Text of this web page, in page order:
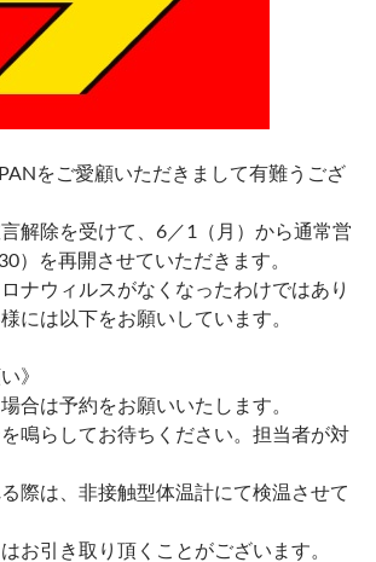
をご愛顧いただきまして有難うござ
解除を受けて、6／1（月）から通常営
）を再開させていただきます。
ナウィルスがなくなったわけではあり
には以下をお願いしています。
》
は予約をお願いいたします。
らしてお待ちください。担当者が対
は、非接触型体温計にて検温させて
引き取り頂くことがございます。